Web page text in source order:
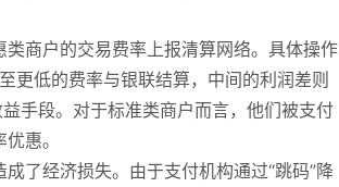
商户的交易费率上报清算网络。具体操作
更低的费率与银联结算，中间的利润差则
手段。对于标准类商户而言，他们被支付
惠。
了经济损失。由于支付机构通过“跳码”降